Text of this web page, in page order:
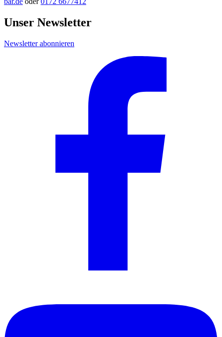
Unser Newsletter
Newsletter abonnieren